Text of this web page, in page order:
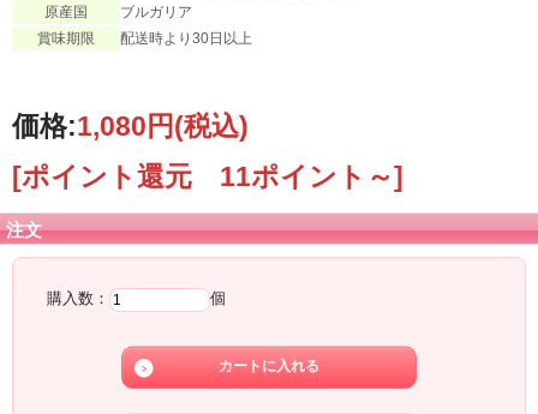
原産国
ブルガリア
賞味期限
配送時より30日以上
価格:1,080円(税込)
[ポイント還元 11ポイント～]
注文
購入数： 個